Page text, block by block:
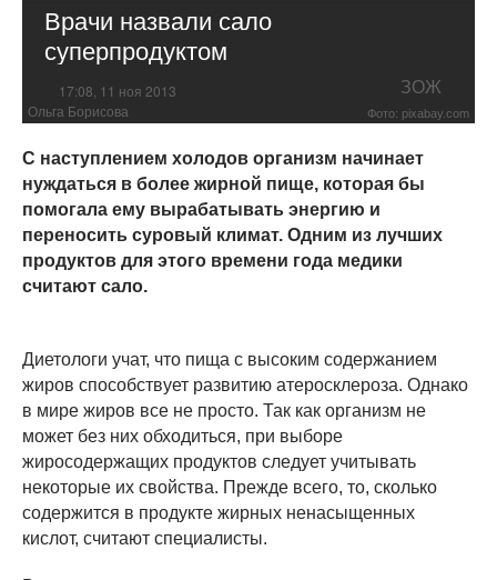
Врачи назвали сало
суперпродуктом
17:08, 11 ноя 2013 ЗОЖ
Ольга Борисова Фото: pixabay.com
С наступлением холодов организм начинает
нуждаться в более жирной пище, которая бы
помогала ему вырабатывать энергию и
переносить суровый климат. Одним из лучших
продуктов для этого времени года медики
считают сало.
Диетологи учат, что пища с высоким содержанием
жиров способствует развитию атеросклероза. Однако
в мире жиров все не просто. Так как организм не
может без них обходиться, при выборе
жиросодержащих продуктов следует учитывать
некоторые их свойства. Прежде всего, то, сколько
содержится в продукте жирных ненасыщенных
кислот, считают специалисты.